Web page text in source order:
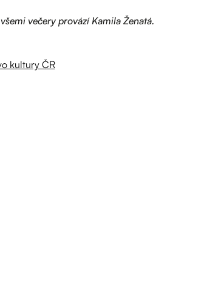
večery provází Kamila Ženatá.
kultury ČR